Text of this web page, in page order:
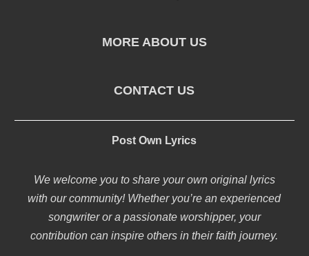
MORE ABOUT US
CONTACT US
Post Own Lyrics
We welcome you to share your own original lyrics
with our community! Whether you’re an experienced
songwriter or a passionate worshipper, your
contribution can inspire others in their faith journey.